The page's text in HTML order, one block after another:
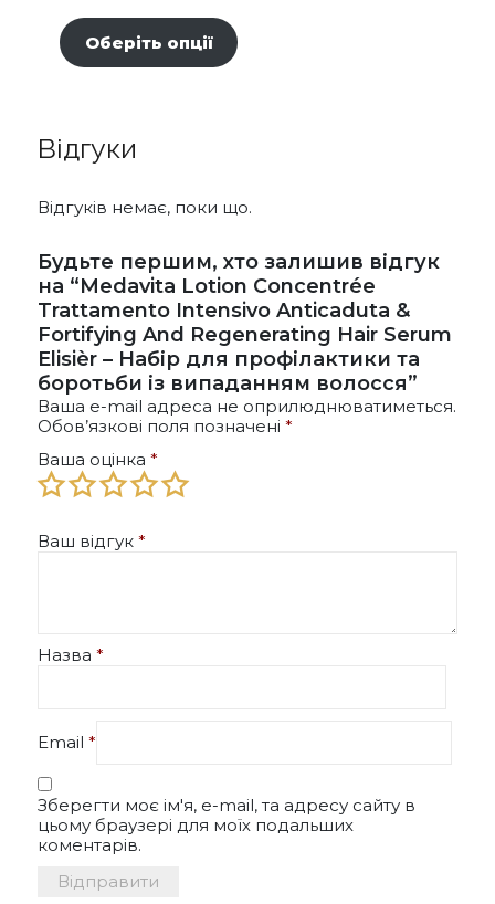
Діапазон
цін:
від
до
1065,00 ₴
Оберіть опції
на
товару
Відгуки
Відгуків немає, поки що.
Будьте першим, хто залишив відгук
на “Medavita Lotion Concentrée
Trattamento Intensivo Anticaduta &
Fortifying And Regenerating Hair Serum
Elisièr – Набір для профілактики та
боротьби із випаданням волосся”
Ваша e-mail адреса не оприлюднюватиметься.
Обов’язкові поля позначені *
Ваша оцінка *
Ваш відгук *
Назва *
Email *
Зберегти моє ім'я, e-mail, та адресу сайту в
цьому браузері для моїх подальших
коментарів.